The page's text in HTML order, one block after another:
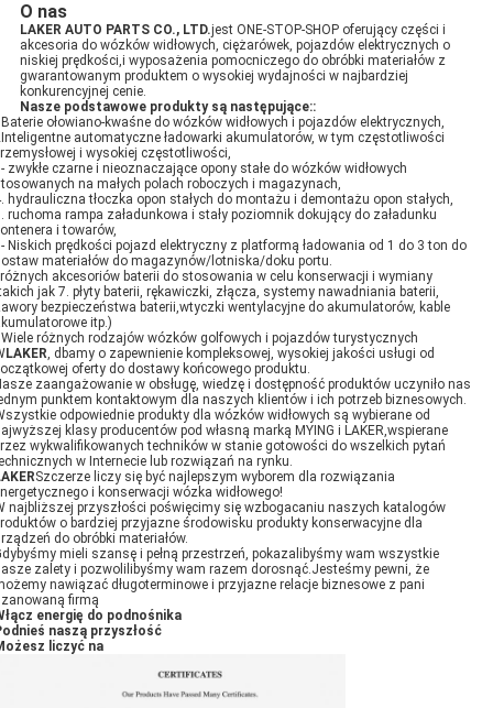
O nas
LAKER AUTO PARTS CO., LTD.jest ONE-STOP-SHOP oferujący części i
akcesoria do wózków widłowych, ciężarówek, pojazdów elektrycznych o
niskiej prędkości,i wyposażenia pomocniczego do obróbki materiałów z
gwarantowanym produktem o wysokiej wydajności w najbardziej
konkurencyjnej cenie.
Nasze podstawowe produkty są następujące::
ołowiano-kwaśne do wózków widłowych i pojazdów elektrycznych,
automatyczne ładowarki akumulatorów, w tym częstotliwości
i wysokiej częstotliwości,
zwykłe czarne i nieoznaczające opony stałe do wózków widłowych
na małych polach roboczych i magazynach,
hydrauliczna tłoczka opon stałych do montażu i demontażu opon stałych,
ruchoma rampa załadunkowa i stały poziomnik dokujący do załadunku
i towarów,
Niskich prędkości pojazd elektryczny z platformą ładowania od 1 do 3 ton do
materiałów do magazynów/lotniska/doku portu.
akcesoriów baterii do stosowania w celu konserwacji i wymiany
jak 7. płyty baterii, rękawiczki, złącza, systemy nawadniania baterii,
bezpieczeństwa baterii,wtyczki wentylacyjne do akumulatorów, kable
itp.)
różnych rodzajów wózków golfowych i pojazdów turystycznych
LAKER, dbamy o zapewnienie kompleksowej, wysokiej jakości usługi od
oferty do dostawy końcowego produktu.
zaangażowanie w obsługę, wiedzę i dostępność produktów uczyniło nas
punktem kontaktowym dla naszych klientów i ich potrzeb biznesowych.
odpowiednie produkty dla wózków widłowych są wybierane od
klasy producentów pod własną marką MYING i LAKER,wspierane
wykwalifikowanych techników w stanie gotowości do wszelkich pytań
w Internecie lub rozwiązań na rynku.
Szczerze liczy się być najlepszym wyborem dla rozwiązania
i konserwacji wózka widłowego!
najbliższej przyszłości poświęcimy się wzbogacaniu naszych katalogów
o bardziej przyjazne środowisku produkty konserwacyjne dla
do obróbki materiałów.
mieli szansę i pełną przestrzeń, pokazalibyśmy wam wszystkie
zalety i pozwolilibyśmy wam razem dorosnąć.Jesteśmy pewni, że
nawiązać długoterminowe i przyjazne relacje biznesowe z pani
firmą
energię do podnośnika
naszą przyszłość
liczyć na